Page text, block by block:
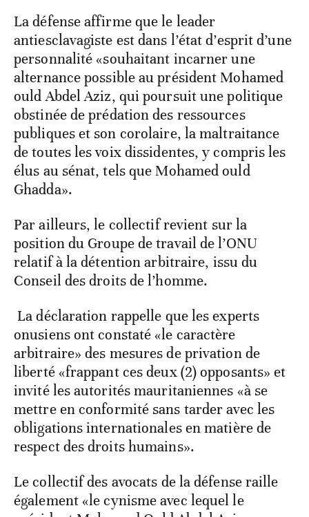
La défense affirme que le leader
antiesclavagiste est dans l’état d’esprit d’une
personnalité «souhaitant incarner une
alternance possible au président Mohamed
ould Abdel Aziz, qui poursuit une politique
obstinée de prédation des ressources
publiques et son corolaire, la maltraitance
de toutes les voix dissidentes, y compris les
élus au sénat, tels que Mohamed ould
Ghadda».
Par ailleurs, le collectif revient sur la
position du Groupe de travail de l’ONU
relatif à la détention arbitraire, issu du
Conseil des droits de l’homme.
La déclaration rappelle que les experts
onusiens ont constaté «le caractère
arbitraire» des mesures de privation de
liberté «frappant ces deux (2) opposants» et
invité les autorités mauritaniennes «à se
mettre en conformité sans tarder avec les
obligations internationales en matière de
respect des droits humains».
Le collectif des avocats de la défense raille
également «le cynisme avec lequel le